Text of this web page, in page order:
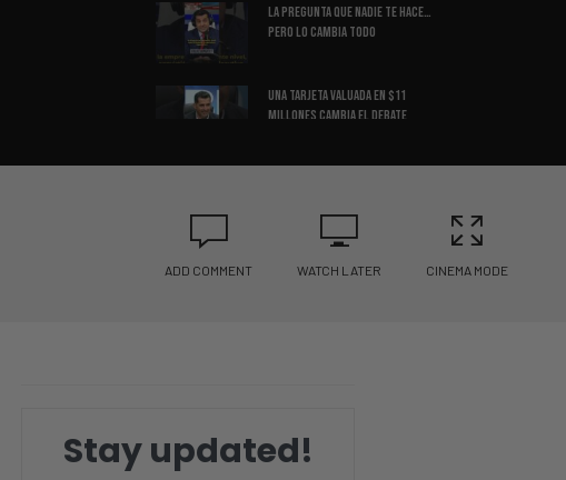
La Pregunta Que Nadie Te Hace…
Pero Lo Cambia Todo
Una Tarjeta Valuada en $11
Millones Cambia el Debate
CBS Expone a Newsom! Lo Que
MILLONES fue encontrada
ADD COMMENT WATCH LATER CINEMA MODE
Stay updated!